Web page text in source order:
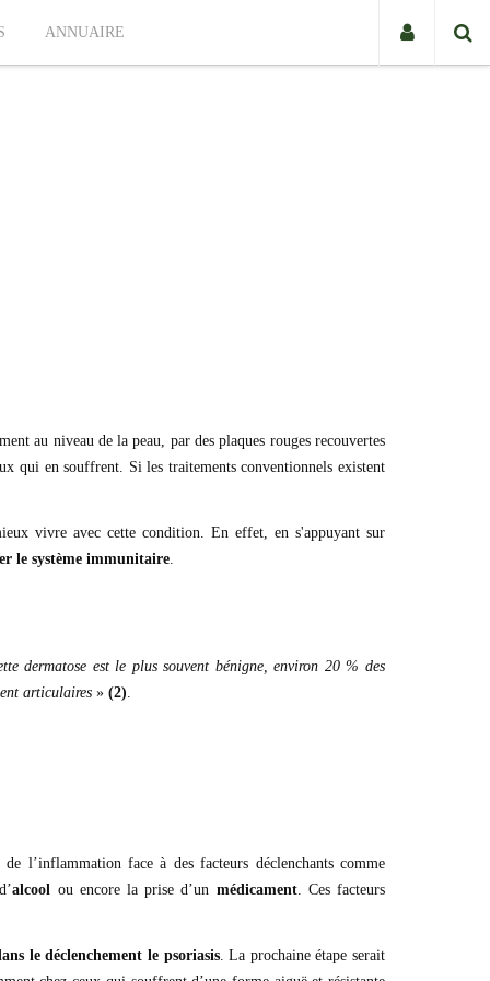
ANNUAIRE
au niveau de la peau, par des plaques rouges recouvertes
qui en souffrent. Si les traitements conventionnels existent
vivre avec cette condition. En effet, en s'appuyant sur
le système immunitaire.
dermatose est le plus souvent bénigne, environ 20 % des
articulaires » (2).
l’inflammation face à des facteurs déclenchants comme
alcool ou encore la prise d’un médicament. Ces facteurs
le déclenchement le psoriasis. La prochaine étape serait